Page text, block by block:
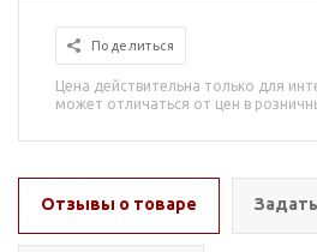
Поделиться
Цена действительна только для
может отличаться от цен в
Отзывы о товаре